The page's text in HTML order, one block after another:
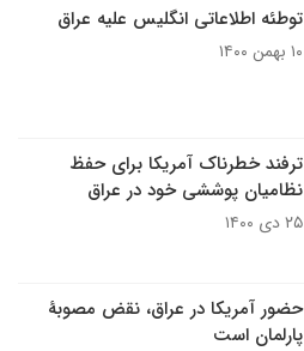
توطئه اطلاعاتی انگلیس علیه عراق
۱۰ بهمن ۱۴۰۰
ترفند خطرناک آمریکا برای حفظ
نظامیان پوششی خود در عراق
۲۵ دی ۱۴۰۰
حضور آمریکا در عراق، نقض مصوبۀ
پارلمان است